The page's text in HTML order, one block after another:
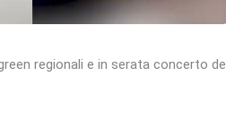
regionali e in serata concerto del